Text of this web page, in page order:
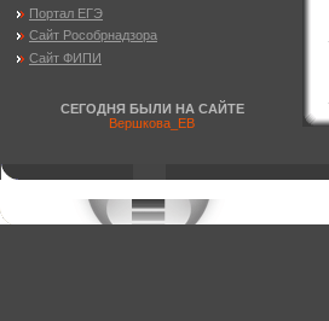
Портал ЕГЭ
Сайт Рособрнадзора
Сайт ФИПИ
СЕГОДНЯ БЫЛИ НА САЙТЕ
Вершкова_ЕВ